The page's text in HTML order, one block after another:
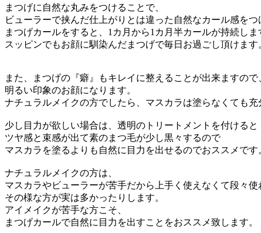
まつげに自然な丸みをつけることで、
ビューラーで挟んだ仕上がりとは違った自然なカール感を
まつげカールをすると、1カ月から1カ月半カールが持続しま
スッピンでもお顔に馴染んだまつげで毎日お過ごし頂けます
また、まつげの『癖』もキレイに整えることが出来ますので
明るい印象のお顔になります。
ナチュラルメイクの方でしたら、マスカラは塗らなくても
少し目力が欲しい場合は、透明のトリートメントを付けると
ツヤ感と束感が出て素のまつ毛が少し黒々するので
マスカラを塗るよりも自然に目力を出せるのでおススメで
ナチュラルメイクの方は、
マスカラやビューラーが苦手だから上手く使えなくて段々使
その様な方が実は多かったりします。
アイメイクが苦手な方こそ、
まつげカールで自然に目力を出すことをおススメ致します